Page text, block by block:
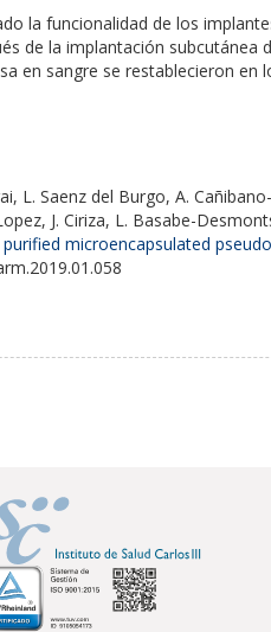
la funcionalidad de los
de la implantación subcutánea
en sangre se restablecieron en
L. Saenz del Burgo, A.
J. Ciriza, L. Basabe-
microencapsulated